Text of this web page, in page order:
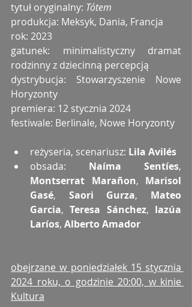
tytuł oryginalny: Tótem
produkcja: Meksyk, Dania, Francja
rok: 2023
gatunek: minimalistyczny dramat
rodzinny z dziecinną percepcją
dystrybucja: Stowarzyszenie Nowe
Horyzonty
premiera: 12 stycznia 2024
festiwale: Berlinale, Nowe Horyzonty
reżyseria, scenariusz: Lila Avilés
obsada: Naíma Sentíes
Montserrat Marañon, Marisol
Gasé, Saori Gurza, Mateo
Garcia, Teresa Sánchez, Iazúa
Laríos, Alberto Amador
obejrzane w poniedziałek 15 stycznia
2024 roku, o godzinie 20:00, w kinie
Kultura